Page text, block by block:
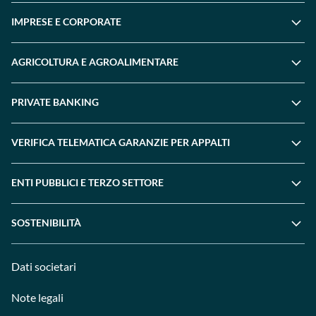
IMPRESE E CORPORATE
AGRICOLTURA E AGROALIMENTARE
PRIVATE BANKING
VERIFICA TELEMATICA GARANZIE PER APPALTI
ENTI PUBBLICI E TERZO SETTORE
SOSTENIBILITÀ
Dati societari
Note legali